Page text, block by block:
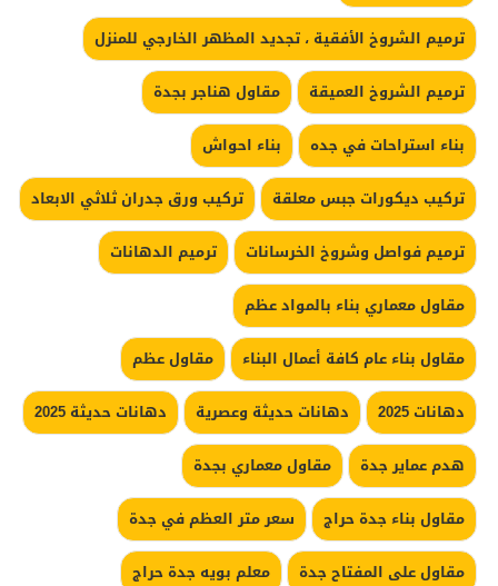
ترميم الشروخ الأفقية ، تجديد المظهر الخارجي للمنزل
ترميم الشروخ العميقة
مقاول هناجر بجدة
بناء استراحات في جده
بناء احواش
تركيب ديكورات جبس معلقة
تركيب ورق جدران ثلاثي الابعاد
ترميم فواصل وشروخ الخرسانات
ترميم الدهانات
مقاول معماري بناء بالمواد عظم
مقاول بناء عام كافة أعمال البناء
مقاول عظم
دهانات 2025
دهانات حديثة وعصرية
دهانات حديثة 2025
هدم عماير جدة
مقاول معماري بجدة
مقاول بناء جدة حراج
سعر متر العظم في جدة
مقاول على المفتاح جدة
معلم بويه جدة حراج